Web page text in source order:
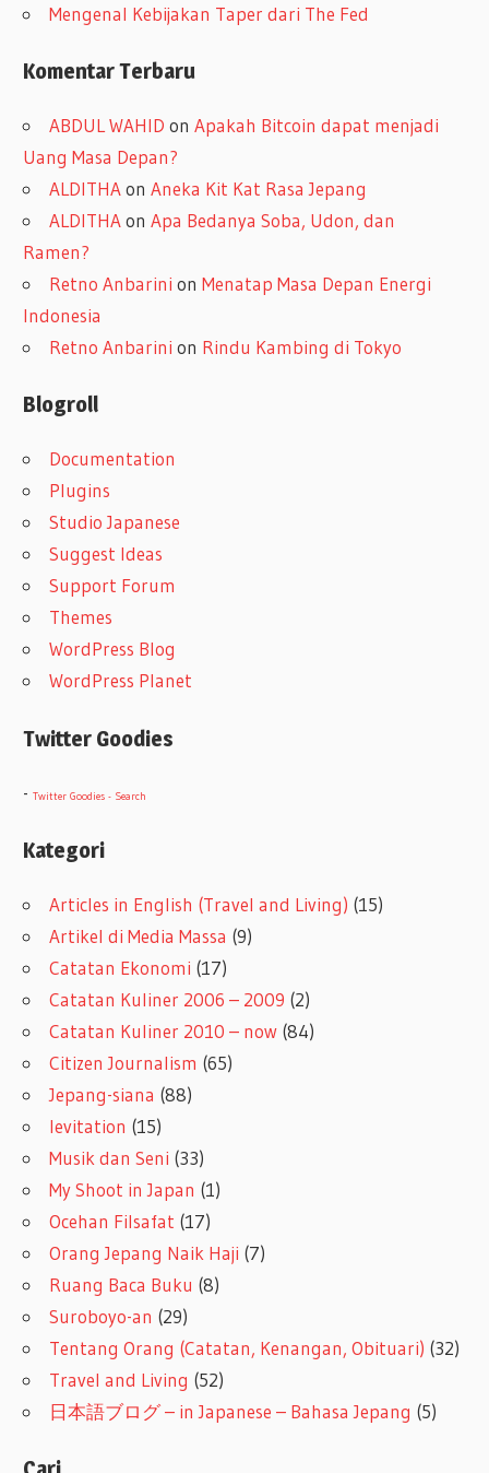
Mengenal Kebijakan Taper dari The Fed
Komentar Terbaru
ABDUL WAHID onApakah Bitcoin dapat menjadi
Uang Masa Depan?
ALDITHAonAneka Kit Kat Rasa Jepang
ALDITHAonApa Bedanya Soba, Udon, dan
Ramen?
Retno Anbarini onMenatap Masa Depan Energi
Indonesia
Retno Anbarini on Rindu Kambing di Tokyo
Blogroll
Documentation
Plugins
Studio Japanese
Suggest Ideas
Support Forum
Themes
WordPress Blog
WordPress Planet
Twitter Goodies
-Twitter Goodies - Search
Kategori
Articles in English (Travel and Living) (15)
Artikel di Media Massa (9)
Catatan Ekonomi (17)
Catatan Kuliner 2006 – 2009 (2)
Catatan Kuliner 2010 – now (84)
Citizen Journalism (65)
Jepang-siana (88)
levitation (15)
Musik dan Seni (33)
My Shoot in Japan (1)
Ocehan Filsafat (17)
Orang Jepang Naik Haji (7)
Ruang Baca Buku (8)
Suroboyo-an (29)
Tentang Orang (Catatan, Kenangan, Obituari) (32)
Travel and Living (52)
日本語ブログ – in Japanese – Bahasa Jepang (5)